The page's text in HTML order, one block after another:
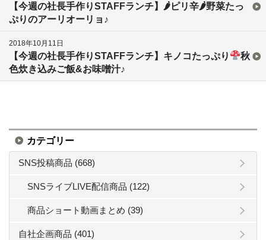
【今週の社長手作りSTAFFランチ】🌶ピリ辛🌶野菜たっ
ぷりのアーリオーリョ♪
2018年10月11日
【今週の社長手作りSTAFFランチ】キノコたっぷり
秋
色炊き込みご飯&お味噌汁♪
カテゴリー
SNS投稿商品 (668)
SNSライブLIVE配信商品 (122)
商品ショート動画まとめ (39)
自社企画商品 (401)